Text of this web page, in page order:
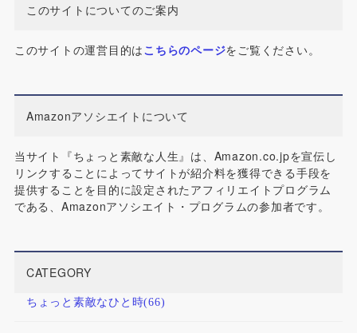
このサイトについてのご案内
このサイトの運営目的はこちらのページをご覧ください。
Amazonアソシエイトについて
当サイト『ちょっと素敵な人生』は、Amazon.co.jpを宣伝し
リンクすることによってサイトが紹介料を獲得できる手段を
提供することを目的に設定されたアフィリエイトプログラム
である、Amazonアソシエイト・プログラムの参加者です。
CATEGORY
ちょっと素敵なひと時(66)